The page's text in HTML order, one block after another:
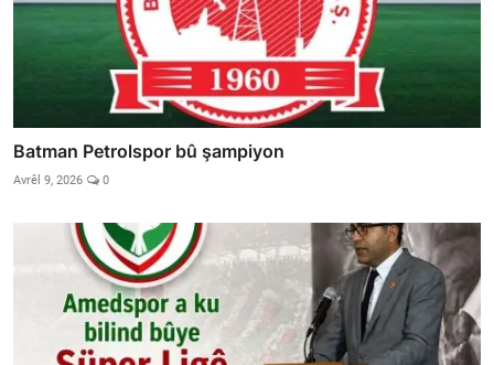
Batman Petrolspor bû şampiyon
Avrêl 9, 2026 0